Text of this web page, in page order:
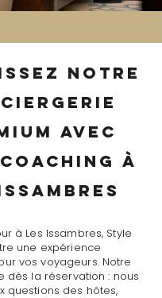
notre
avec
à
à Les Issambres, Style
une expérience
vos voyageurs. Notre
dès la réservation : nous
questions des hôtes,